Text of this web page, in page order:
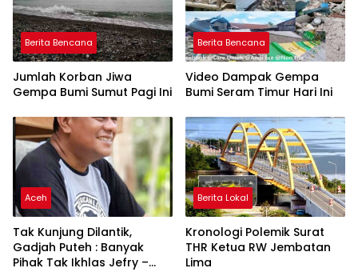
Berita Bencana
Jumlah Korban Jiwa
Gempa Bumi Sumut Pagi Ini
Berita Bencana
Video Dampak Gempa
Bumi Seram Timur Hari Ini
Aceh
Tak Kunjung Dilantik,
Gadjah Puteh : Banyak
Pihak Tak Ikhlas Jefry –
Berita Lokal
Kronologi Polemik Surat
THR Ketua RW Jembatan
Lima